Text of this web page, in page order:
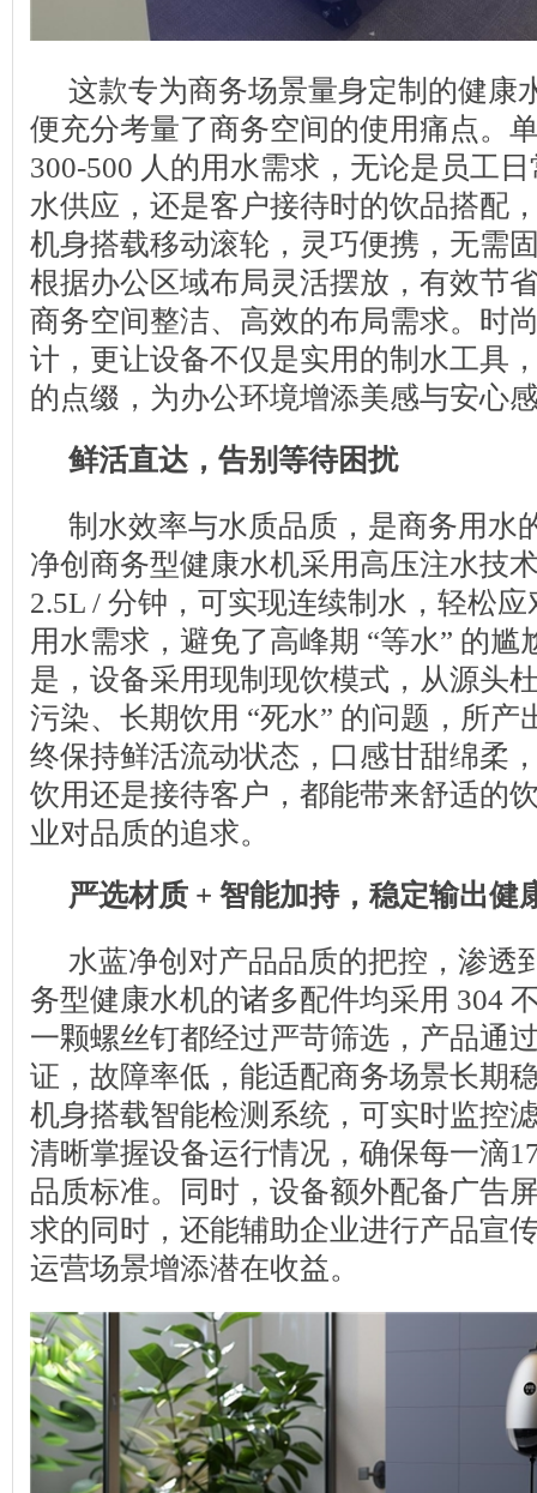
这款专为商务场景量身定制的健康
便充分考量了商务空间的使用痛点。
300-500 人的用水需求，无论是员工
水供应，还是客户接待时的饮品搭配
机身搭载移动滚轮，灵巧便携，无需
根据办公区域布局灵活摆放，有效节
商务空间整洁、高效的布局需求。时
计，更让设备不仅是实用的制水工具
的点缀，为办公环境增添美感与安心
鲜活直达，告别等待困扰
制水效率与水质品质，是商务用水
净创商务型健康水机采用高压注水技
2.5L / 分钟，可实现连续制水，轻松
用水需求，避免了高峰期 “等水” 的尴
是，设备采用现制现饮模式，从源头
污染、长期饮用 “死水” 的问题，所产
终保持鲜活流动状态，口感甘甜绵柔
饮用还是接待客户，都能带来舒适的
业对品质的追求。
严选材质 + 智能加持，稳定输出健
水蓝净创对产品品质的把控，渗透
务型健康水机的诸多配件均采用 304
一颗螺丝钉都经过严苛筛选，产品通
证，故障率低，能适配商务场景长期
机身搭载智能检测系统，可实时监控
清晰掌握设备运行情况，确保每一滴
品质标准。同时，设备额外配备广告
求的同时，还能辅助企业进行产品宣
运营场景增添潜在收益。